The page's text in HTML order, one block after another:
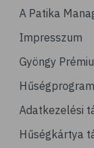
# érzések
# virág
# DIY
# afázia
A Patika
Impresszum
Gyöngy
Adatkezelési
Hűségkártya